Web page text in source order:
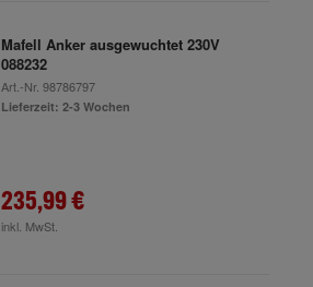
Mafell Anker ausgewuchtet 230V
088232
Art.-Nr. 98786797
Lieferzeit: 2-3 Wochen
235,99 €
inkl. MwSt.